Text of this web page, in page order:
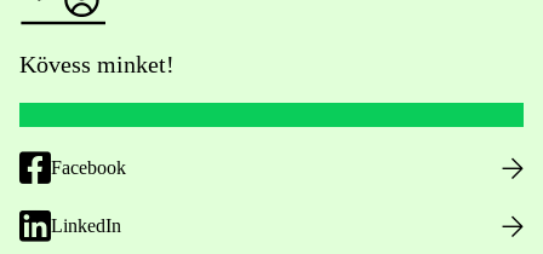
Kövess minket!
Facebook
LinkedIn